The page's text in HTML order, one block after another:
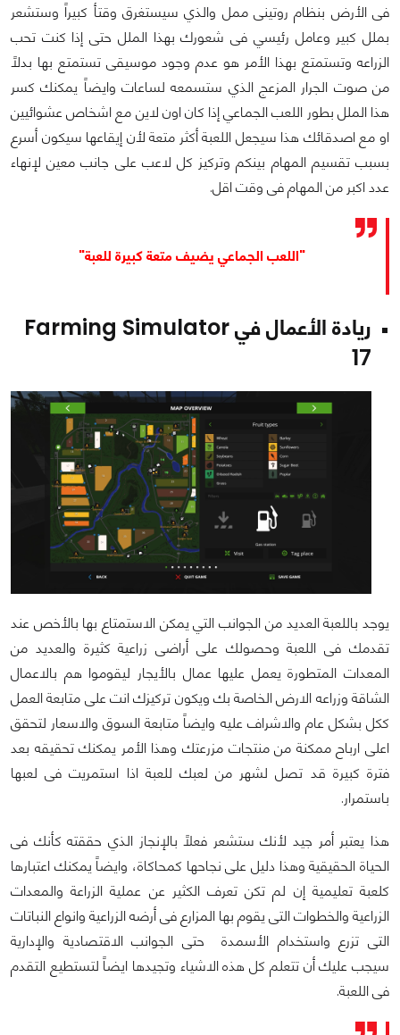
فى الأرض بنظام روتينى ممل والذي سيستغرق وقتأ كبيراً وستشعر
بملل كبير وعامل رئيسي فى شعورك بهذا الملل حتى إذا كنت تحب
الزراعه وتستمتع بهذا الأمر هو عدم وجود موسيقى تستمتع بها بدلاً
من صوت الجرار المزعج الذي ستسمعه لساعات وايضاً يمكنك كسر
هذا الملل بطور اللعب الجماعي إذا كان اون لاين مع اشخاص عشوائيين
او مع اصدقائك هذا سيجعل اللعبة أكثر متعة لأن إيقاعها سيكون أسرع
بسبب تقسيم المهام بينكم وتركيز كل لاعب على جانب معين لإنهاء
عدد اكبر من المهام فى وقت اقل.
"اللعب الجماعي يضيف متعة كبيرة للعبة"
ريادة الأعمال في Farming Simulator
17
يوجد باللعبة العديد من الجوانب التي يمكن الاستمتاع بها بالأخص عند
تقدمك فى اللعبة وحصولك على أراضى زراعية كثيرة والعديد من
المعدات المتطورة يعمل عليها عمال بالأيجار ليقوموا هم بالاعمال
الشاقة وزراعه الارض الخاصة بك ويكون تركيزك انت على متابعة العمل
ككل بشكل عام والاشراف عليه وايضاً متابعة السوق والاسعار لتحقق
اعلى ارباح ممكنة من منتجات مزرعتك وهذا الأمر يمكنك تحقيقه بعد
فترة كبيرة قد تصل لشهر من لعبك للعبة اذا استمريت فى لعبها
باستمرار.
هذا يعتبر أمر جيد لأنك ستشعر فعلاً بالإنجاز الذي حققته كأنك فى
الحياة الحقيقية وهذا دليل على نجاحها كمحاكاة، وايضاً يمكنك اعتبارها
كلعبة تعليمية إن لم تكن تعرف الكثير عن عملية الزراعة والمعدات
الزراعية والخطوات التى يقوم بها المزارع فى أرضه الزراعية وانواع النباتات
التى تزرع واستخدام الأسمدة حتى الجوانب الاقتصادية والإدارية
سيجب عليك أن تتعلم كل هذه الاشياء وتجيدها ايضاً لتستطيع التقدم
فى اللعبة.